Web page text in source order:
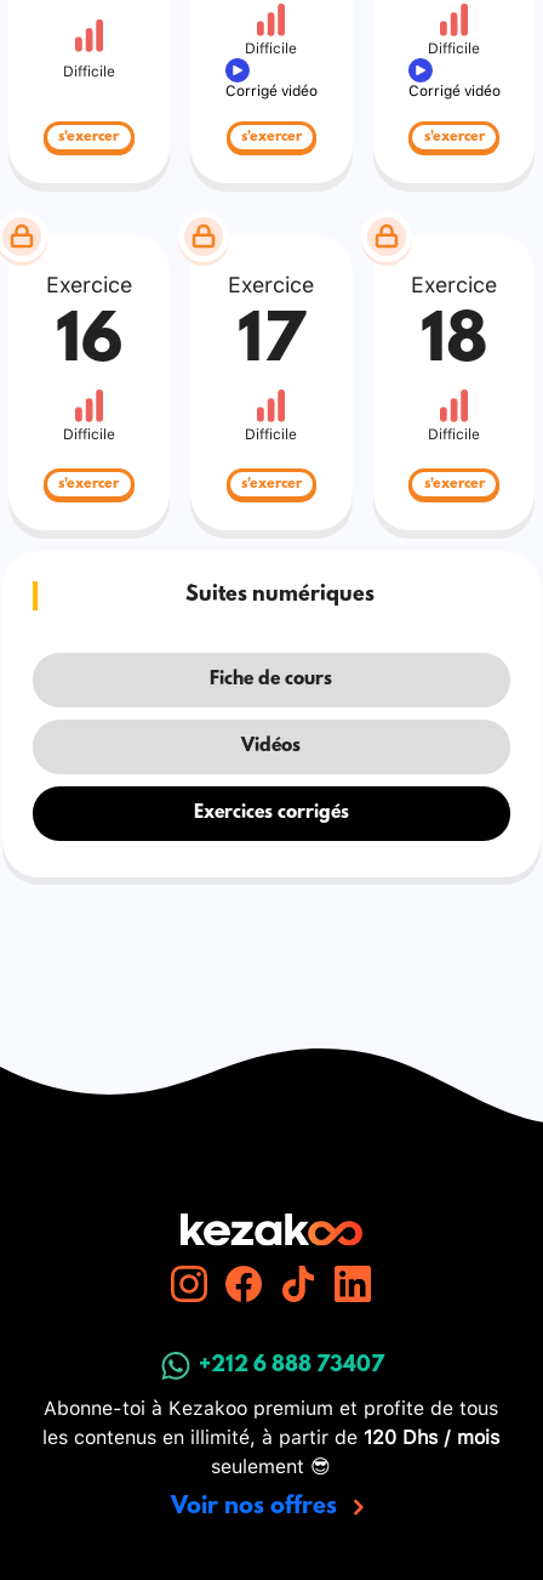
Difficile
s'exercer
Difficile
Corrigé vidéo
s'exercer
Difficile
Corrigé vidéo
s'exercer
Exercice
16
Difficile
s'exercer
Exercice
17
Difficile
s'exercer
Exercice
18
Difficile
s'exercer
Suites numériques
Fiche de cours
Vidéos
Exercices corrigés
+212 6 888 73407
Abonne-toi à Kezakoo premium et profite de tous
les contenus en illimité, à partir de 120 Dhs / mois
seulement 😎
Voir nos offres